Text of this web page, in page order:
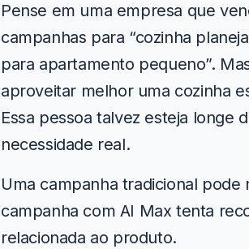
Pense em uma empresa que
campanhas para “cozinha
para apartamento pequeno”.
aproveitar melhor uma cozinha
Essa pessoa talvez esteja longe
necessidade real.
Uma campanha tradicional
campanha com AI Max tenta
relacionada ao produto.